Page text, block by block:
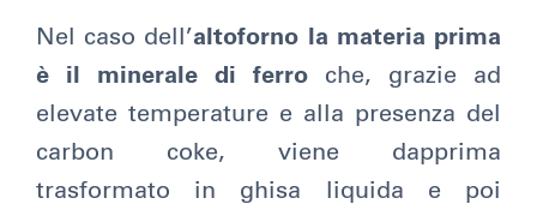
Nel caso dell’altoforno la materia prima
è il minerale di ferro che, grazie ad
elevate temperature e alla presenza del
carbon coke, viene dapprima
trasformato in ghisa liquida e poi